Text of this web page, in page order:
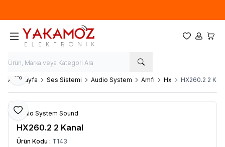
Favorilerim
Hesabım
Ana Sayfa Ses Sistemi Audio System Amfi Hx HX260.2 2
Favoriye Ekle
Paylaş
Audio System Sound
HX260.2 2 Kanal
Ürün Kodu : T143